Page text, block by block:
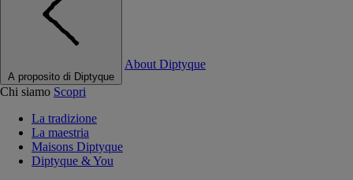
A proposito di Diptyque
About Diptyque
Chi siamo Scopri
La tradizione
La maestria
Maisons Diptyque
Diptyque & You